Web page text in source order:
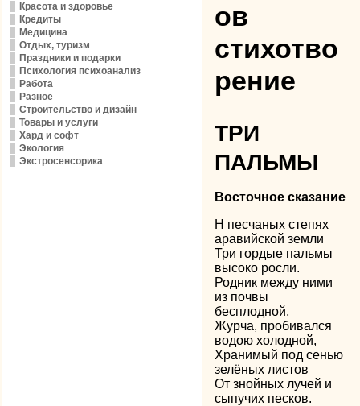
Красота и здоровье
Кредиты
Медицина
Отдых, туризм
Праздники и подарки
Психология психоанализ
Работа
Разное
Строительство и дизайн
Товары и услуги
Хард и софт
Экология
Экстросенсорика
ов
стихотво
рение
ТРИ
ПАЛЬМЫ
Восточное сказание
Н песчаных степях
аравийской земли
Три гордые пальмы
высоко росли.
Родник между ними
из почвы
бесплодной,
Журча, пробивался
водою холодной,
Хранимый под сенью
зелёных листов
От знойных лучей и
сыпучих песков.